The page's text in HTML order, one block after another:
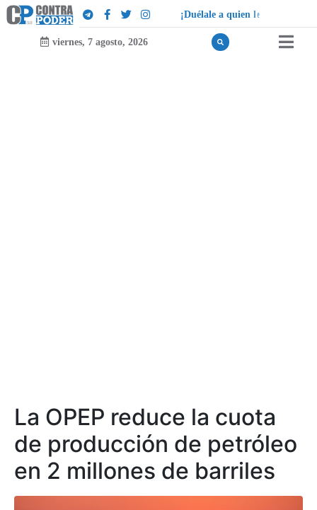
¡Duélale a quien le
viernes, 7 agosto, 2026
La OPEP reduce la cuota
de producción de petróleo
en 2 millones de barriles